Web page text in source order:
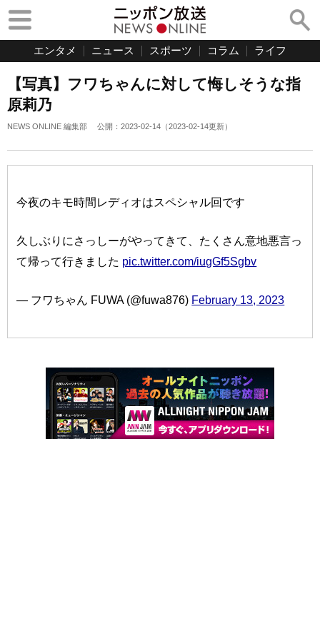
エンタメ ニュース スポーツ コラム ライフ
【写真】フワちゃんに対して悔しそうな指
原莉乃
NEWS ONLINE 編集部 公開： 2023-02-14 （2023-02-14更新）
今夜のキモ時間レディオはスペシャル回です
久しぶりにさっしーがやってきて、たくさん意地悪言っ
て帰って行きました pic.twitter.com/iugGf5Sgbv
— フワちゃん FUWA (@fuwa876) February 13, 2023